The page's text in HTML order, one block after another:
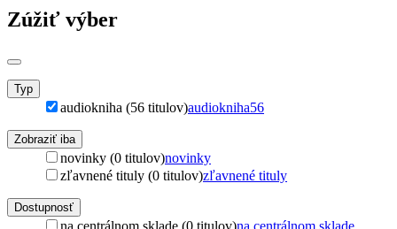
Zúžiť výber
Typ
audiokniha (56 titulov)audiokniha56
Zobraziť iba
novinky (0 titulov)novinky
zľavnené tituly (0 titulov)zľavnené tituly
Dostupnosť
na centrálnom sklade (0 titulov)na centrálnom sklade